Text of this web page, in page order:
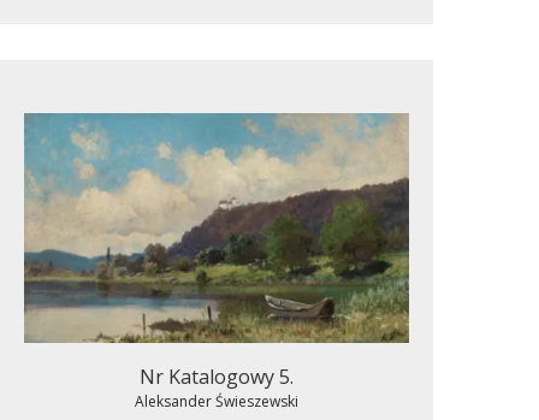
Nr Katalogowy 5.
Aleksander Świeszewski